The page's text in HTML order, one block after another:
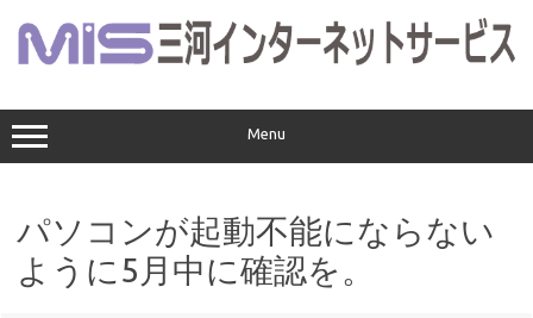
ス
キ
ッ
Menu
パソコンが起動不能にならない
ように5月中に確認を。